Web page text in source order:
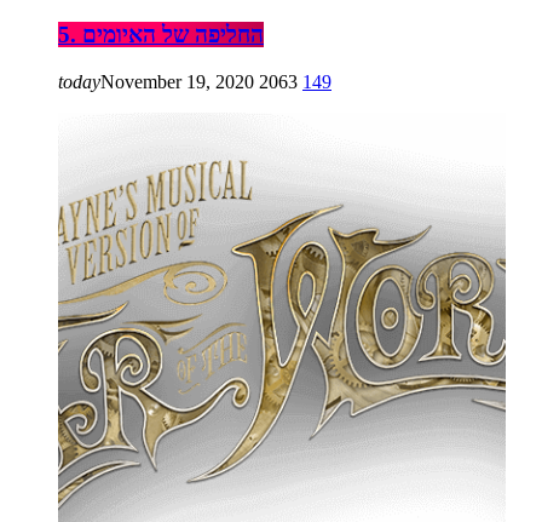
5. החליפה של האיומים
todayNovember 19, 2020 2063 149